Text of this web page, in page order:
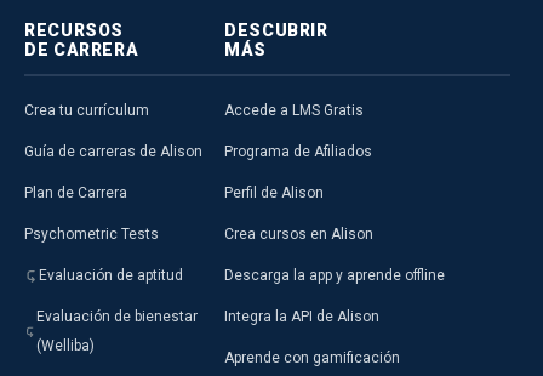
RECURSOS
DE CARRERA
Crea tu currículum
Guía de carreras de Alison
Plan de Carrera
Psychometric Tests
Evaluación de aptitud
Evaluación de bienestar
(Welliba)
DESCUBRIR
MÁS
Accede a LMS Gratis
Programa de Afiliados
Perfil de Alison
Crea cursos en Alison
Descarga la app y aprende offline
Integra la API de Alison
Aprende con gamificación